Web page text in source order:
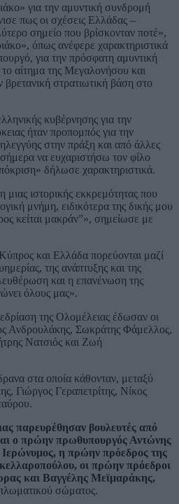
για την αμυντική συνδρομή
πως οι σχέσεις Ελλάδας –
σημείο που βρίσκονταν ποτέ»,
όπως ανέφερε χαρακτηριστικά
για την πρόσφατη αμυντική
αίτημα της Μεγαλονήσου και
στρατιωτική βάση στο
κυβέρνησης για την
ήταν προπομπός για την
στην πράξη και από άλλες
να ευχαριστήσω τον φίλο
δήλωσε χαρακτηριστικά.
ιστορικής εκκρεμότητας που
μνήμη, ειδικότερα της δικής μου
κείται μακράν”», σημείωσε με
και Ελλάδα πορεύονται μαζί
της ανάπτυξης και της
και η επανένωση της
όλους μας».
της Ολομέλειας έδωσαν οι
Ανδρουλάκης, Σωκράτης Φάμελλος,
Νατσιός και Ζωή
στα οποία κάθονταν, μεταξύ
Γιώργος Γεραπετρίτης, Νίκος
παρευρέθησαν βουλευτές από
ο πρώην πρωθυπουργός Αντώνης
η πρώην πρόεδρος της
οι πρώην πρόεδροι
και Βαγγέλης Μεϊμαράκης,
σώματος.